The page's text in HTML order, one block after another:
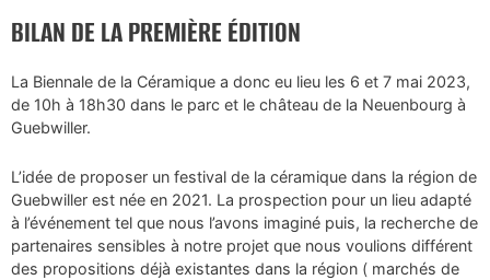
BILAN DE LA PREMIÈRE ÉDITION
La Biennale de la Céramique a donc eu lieu les 6 et 7 mai 2023,
de 10h à 18h30 dans le parc et le château de la Neuenbourg à
Guebwiller.
L’idée de proposer un festival de la céramique dans la région de
Guebwiller est née en 2021. La prospection pour un lieu adapté
à l’événement tel que nous l’avons imaginé puis, la recherche de
partenaires sensibles à notre projet que nous voulions différent
des propositions déjà existantes dans la région ( marchés de